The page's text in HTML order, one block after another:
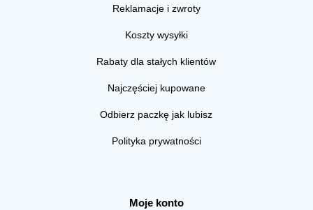
Reklamacje i zwroty
Koszty wysyłki
Rabaty dla stałych klientów
Najczęściej kupowane
Odbierz paczkę jak lubisz
Polityka prywatności
Moje konto